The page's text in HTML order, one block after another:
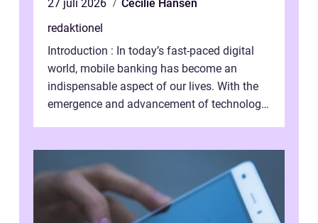
27 juli 2026
Cecilie Hansen
redaktionel
Introduction : In today’s fast-paced digital
world, mobile banking has become an
indispensable aspect of our lives. With the
emergence and advancement of technology,